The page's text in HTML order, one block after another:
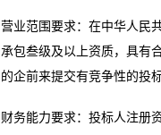
营业范围要求：在中华人民
承包叁级及以上资质，具有
的企前来提交有竞争性的投
财务能力要求：投标人注册